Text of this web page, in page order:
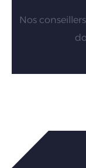
Nos